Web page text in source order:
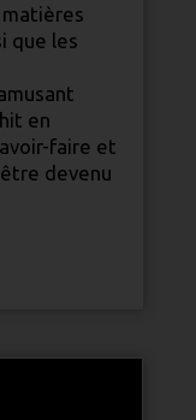
matières
que les
en
faire et
devenu
RANDONNÉES